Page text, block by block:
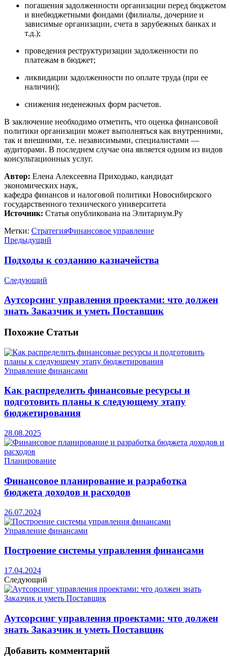
погашения задолженности организации перед бюджетом
и внебюджетными фондами (филиалы, дочерние и
зависимые организации, счета в зарубежных банках и
т.д.);
проведения реструктуризации задолженности по
платежам в бюджет;
ликвидации задолженности по оплате труда (при ее
наличии);
снижения неденежных форм расчетов.
В заключение необходимо отметить, что оценка финансовой
политики организации может выполняться как внутренними,
так и внешними, т.е. независимыми, специалистами —
аудиторами. В последнем случае она является одним из видов
консультационных услуг.
Автор: Елена Алексеевна Приходько, кандидат
экономических наук,
кафедра финансов и налоговой политики Новосибирского
государственного технического университета
Источник: Статья опубликована на Элитариум.Ру
Метки: СтратегияФинансовое управление
Предыдущий
Подходы к созданию казначейства
Следующий
Аутсорсинг управления проектами: что должен
знать Заказчик и уметь Поставщик
Похожие Статьи
Управление финансами
Как распределить финансовые ресурсы и
подготовить планы к следующему этапу
бюджетирования
28.08.2025
Планирование
Финансовое планирование и разработка
бюджета доходов и расходов
26.07.2024
Управление финансами
Построение системы управления финансами
17.04.2024
Следующий
Аутсорсинг управления проектами: что должен
знать Заказчик и уметь Поставщик
Добавить комментарий